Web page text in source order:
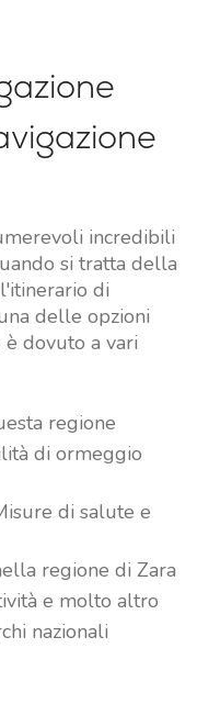
incredibili
si tratta della
di
delle opzioni
dovuto a vari
regione
di ormeggio
di salute e
regione di Zara
e molto altro
nazionali